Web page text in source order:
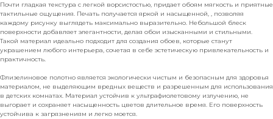
Почти гладкая текстура с легкой ворсистостью, придает обоям мягкость и приятные
тактильные ощущения. Печать получается яркой и насыщенной, , позволяя
каждому рисунку выглядеть максимально выразительно. Небольшой блеск
поверхности добавляет элегантности, делая обои изысканными и стильными.
Такой материал идеально подходит для создания обоев, которые станут
украшением любого интерьера, сочетая в себе эстетическую привлекательность и
практичность.
Флизелиновое полотно является экологически чистым и безопасным для здоровья
материалом, не выделяющим вредных веществ и разрешенным для использования
в детских комнатах. Материал устойчив к ультрафиолетовому излучению, не
выгорает и сохраняет насыщенность цветов длительное время. Его поверхность
устойчива к загрязнениям и легко моется.